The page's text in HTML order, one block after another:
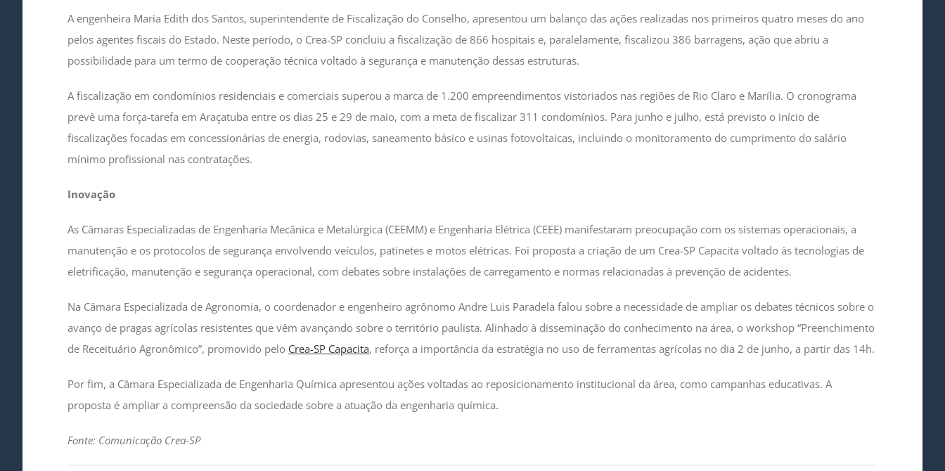
A engenheira Maria Edith dos Santos, superintendente de Fiscalização do Conselho, apresentou um balanço das ações realizadas nos primeiros quatro meses do ano
pelos agentes fiscais do Estado. Neste período, o Crea-SP concluiu a fiscalização de 866 hospitais e, paralelamente, fiscalizou 386 barragens, ação que abriu a
possibilidade para um termo de cooperação técnica voltado à segurança e manutenção dessas estruturas.
A fiscalização em condomínios residenciais e comerciais superou a marca de 1.200 empreendimentos vistoriados nas regiões de Rio Claro e Marília. O cronograma
prevê uma força-tarefa em Araçatuba entre os dias 25 e 29 de maio, com a meta de fiscalizar 311 condomínios. Para junho e julho, está previsto o início de
fiscalizações focadas em concessionárias de energia, rodovias, saneamento básico e usinas fotovoltaicas, incluindo o monitoramento do cumprimento do salário
mínimo profissional nas contratações.
Inovação
As Câmaras Especializadas de Engenharia Mecânica e Metalúrgica (CEEMM) e Engenharia Elétrica (CEEE) manifestaram preocupação com os sistemas operacionais, a
manutenção e os protocolos de segurança envolvendo veículos, patinetes e motos elétricas. Foi proposta a criação de um Crea-SP Capacita voltado às tecnologias de
eletrificação, manutenção e segurança operacional, com debates sobre instalações de carregamento e normas relacionadas à prevenção de acidentes.
Na Câmara Especializada de Agronomia, o coordenador e engenheiro agrônomo Andre Luis Paradela falou sobre a necessidade de ampliar os debates técnicos sobre o
avanço de pragas agrícolas resistentes que vêm avançando sobre o território paulista. Alinhado à disseminação do conhecimento na área, o workshop “Preenchimento
de Receituário Agronômico”, promovido pelo Crea-SP Capacita, reforça a importância da estratégia no uso de ferramentas agrícolas no dia 2 de junho, a partir das 14h.
Por fim, a Câmara Especializada de Engenharia Química apresentou ações voltadas ao reposicionamento institucional da área, como campanhas educativas. A
proposta é ampliar a compreensão da sociedade sobre a atuação da engenharia química.
Fonte: Comunicação Crea-SP